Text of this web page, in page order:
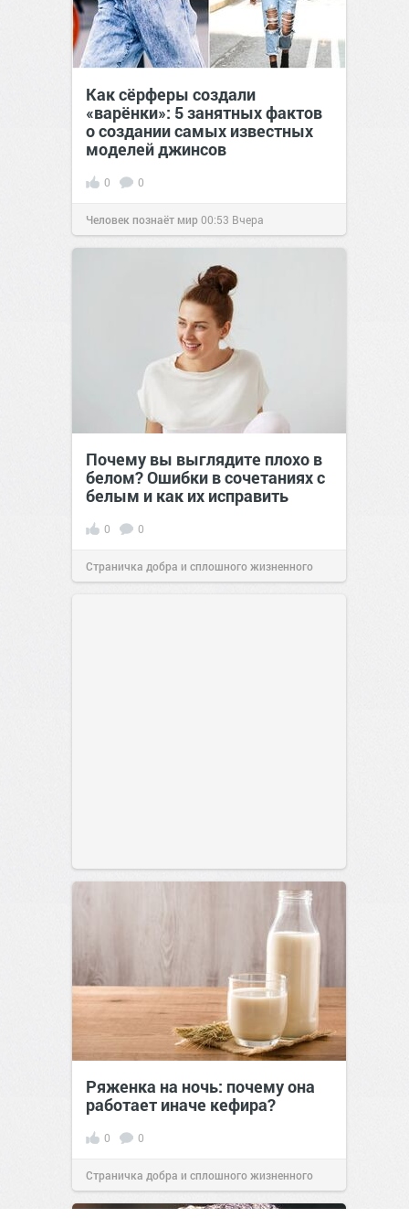
Как сёрферы создали
«варёнки»: 5 занятных фактов
о создании самых известных
моделей джинсов
0 0
Человек познаёт мир00:53 Вчера
Почему вы выглядите плохо в
белом? Ошибки в сочетаниях с
белым и как их исправить
0 0
Страничка добра и сплошного жизненного
Ряженка на ночь: почему она
работает иначе кефира?
0 0
Страничка добра и сплошного жизненного
позитива!00:28Вчера